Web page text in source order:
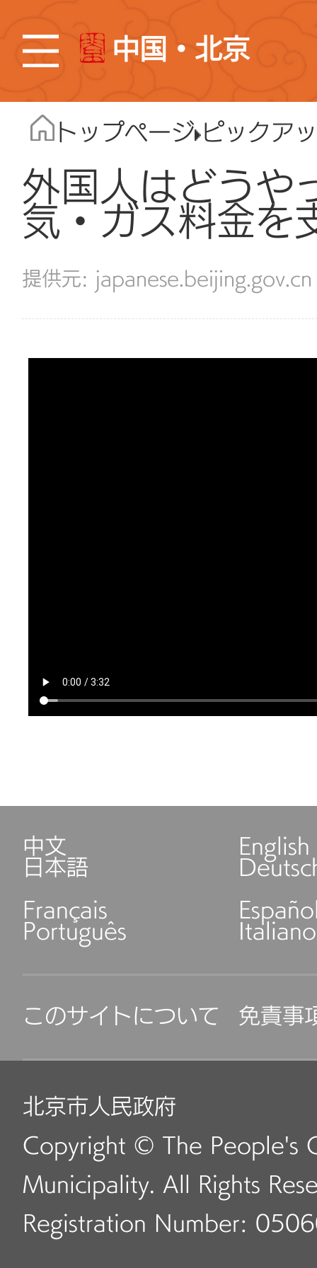
中国・北京
トップページ ピックア
外国人はどうや
気・ガス料金を
japanese.beijing.gov.cn
中文 English
日本語
Français
Português Italiano
このサイトについて 免責事
北京市人民政府
Copyright © The People's
Municipality. All Rights
Registration Number: